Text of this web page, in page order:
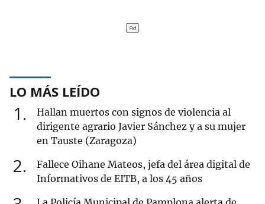
LO MÁS LEÍDO
1
Hallan muertos con signos de violencia al
dirigente agrario Javier Sánchez y a su mujer
en Tauste (Zaragoza)
2
Fallece Oihane Mateos, jefa del área digital de
Informativos de EITB, a los 45 años